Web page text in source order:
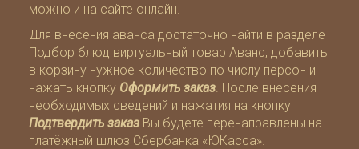
можно и на сайте онлайн.
Для внесения аванса достаточно найти в разделе
Подбор блюд виртуальный товарАванс, добавить
в корзину нужное количество по числу персон и
нажать кнопку Оформить заказ. После внесения
необходимых сведений и нажатия на кнопку
Подтвердить заказ Вы будете перенаправлены на
платёжный шлюз Сбербанка «ЮКасса».